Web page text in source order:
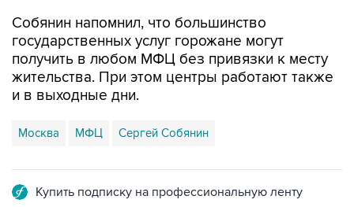
Собянин напомнил, что большинство
государственных услуг горожане могут
получить в любом МФЦ без привязки к месту
жительства. При этом центры работают также
и в выходные дни.
Москва МФЦ Сергей Собянин
Купить подписку на профессиональную ленту